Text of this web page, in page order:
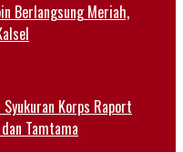
Berlangsung Meriah,
Korps Raport
Tamtama